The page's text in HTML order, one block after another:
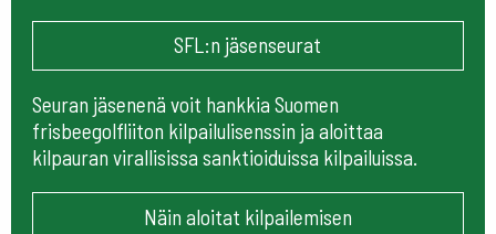
SFL:n jäsenseurat
Seuran jäsenenä voit hankkia Suomen
frisbeegolfliiton kilpailulisenssin ja aloittaa
kilpauran virallisissa sanktioiduissa kilpailuissa.
Näin aloitat kilpailemisen